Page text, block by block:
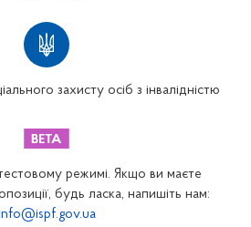
захисту осіб з інвалідністю
режимі. Якщо ви маєте
будь ласка, напишіть нам: